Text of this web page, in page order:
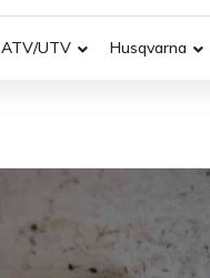
ATV/UTV Husqvarna